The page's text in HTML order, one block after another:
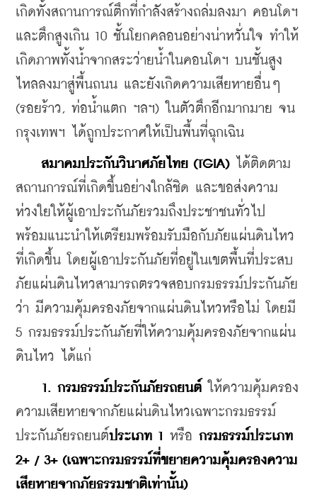
เกิดทั้งสถานการณ์ตึกที่กำลังสร้างถล่มลงมา คอนโดฯ
และตึกสูงเกิน 10 ชั้นโยกคลอนอย่างน่าหวั่นใจ ทำให้
เกิดภาพทั้งน้ำจากสระว่ายน้ำในคอนโดฯ บนชั้นสูง
ไหลลงมาสู่พื้นถนน และยังเกิดความเสียหายอื่นๆ
(รอยร้าว, ท่อน้ำแตก ฯลฯ) ในตัวตึกอีกมากมาย จน
กรุงเทพฯ ได้ถูกประกาศให้เป็นพื้นที่ฉุกเฉิน
สมาคมประกันวินาศภัยไทย (TGIA) ได้ติดตาม
สถานการณ์ที่เกิดขึ้นอย่างใกล้ชิด และขอส่งความ
ห่วงใยให้ผู้เอาประกันภัยรวมถึงประชาชนทั่วไป
พร้อมแนะนำให้เตรียมพร้อมรับมือกับภัยแผ่นดินไหว
ที่เกิดขึ้น โดยผู้เอาประกันภัยที่อยู่ในเขตพื้นที่ประสบ
ภัยแผ่นดินไหวสามารถตรวจสอบกรมธรรม์ประกันภัย
ว่า มีความคุ้มครองภัยจากแผ่นดินไหวหรือไม่ โดยมี
5 กรมธรรม์ประกันภัยที่ให้ความคุ้มครองภัยจากแผ่น
ดินไหว ได้แก่
1. กรมธรรม์ประกันภัยรถยนต์
ให้ความคุ้มครอง
ความเสียหายจากภัยแผ่นดินไหวเฉพาะกรมธรรม์
ประกันภัยรถยนต์ประเภท 1 หรือ กรมธรรม์ประเภท
2+ / 3+ (เฉพาะกรมธรรม์ที่ขยายความคุ้มครองความ
เสียหายจากภัยธรรมชาติเท่านั้น)